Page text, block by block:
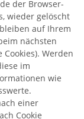
der Browser-
wieder gelöscht
auf Ihrem
nächsten
Werden
im
wie
einer
Cookie